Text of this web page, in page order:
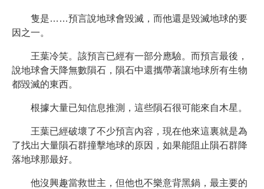
隻是……預言說地球會毀滅，而他還是毀滅地球的要
因之一。
王葉冷笑。該預言已經有一部分應驗。而預言最後，
說地球會天降無數隕石，隕石中還攜帶著讓地球所有生物
都毀滅的東西。
根據大量已知信息推測，這些隕石很可能來自木星。
王葉已經破壞了不少預言內容，現在他來這裏就是為
了找出大量隕石群撞擊地球的原因，如果能阻止隕石群降
落地球那最好。
他沒興趣當救世主，但他也不樂意背黑鍋，最主要的